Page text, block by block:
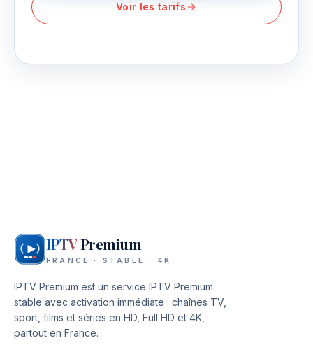
Voir les tarifs
IPTVPremium
FRANCE · STABLE · 4K
IPTV Premium est un service IPTV Premium
stable avec activation immédiate : chaînes TV,
sport, films et séries en HD, Full HD et 4K,
partout en France.